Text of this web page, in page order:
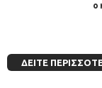
ο
ΔΕΊΤΕ